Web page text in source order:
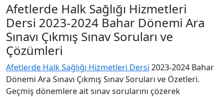
Afetlerde Halk Sağlığı Hizmetleri
Dersi 2023-2024 Bahar Dönemi Ara
Sınavı Çıkmış Sınav Soruları ve
Çözümleri
Afetlerde Halk Sağlığı Hizmetleri Dersi 2023-2024 Bahar
Dönemi Ara Sınavı Çıkmış Sınav Soruları ve Özetleri.
Geçmiş dönemlere ait sınav sorularını çözerek